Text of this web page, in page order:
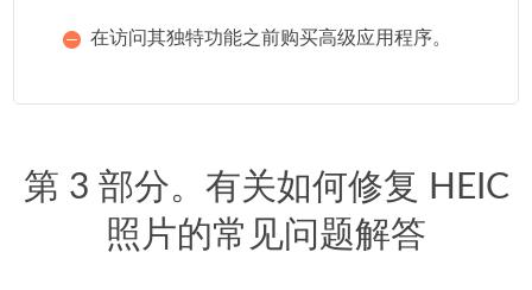
在访问其独特功能之前购买高级应用程序。
第 3 部分。有关如何修复 HEIC
照片的常见问题解答